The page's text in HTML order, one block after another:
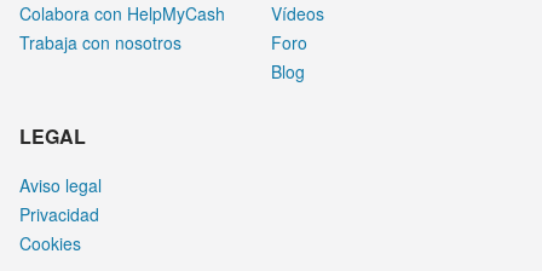
Colabora con HelpMyCash
Trabaja con nosotros
Vídeos
Foro
Blog
LEGAL
Aviso legal
Privacidad
Cookies